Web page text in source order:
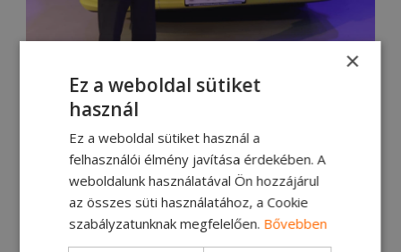
„Németország kulcsfontosságú piac a Ford
Trucks globális terjeszkedési terveiben.”
×
Ez a weboldal sütiket
használ
Ez a weboldal sütiket használ a
felhasználói élmény javítása érdekében. A
weboldalunk használatával Ön hozzájárul
az összes süti használatához, a Cookie
szabályzatunknak megfelelően. Bővebben